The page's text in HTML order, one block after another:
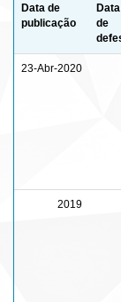
Data de
publicação
Data
de
23-Abr-2020
2019